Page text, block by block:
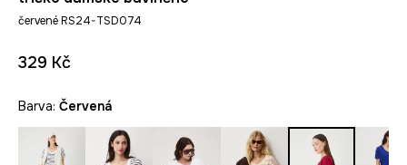
červené RS24-TSD074
329 Kč
Barva: červená